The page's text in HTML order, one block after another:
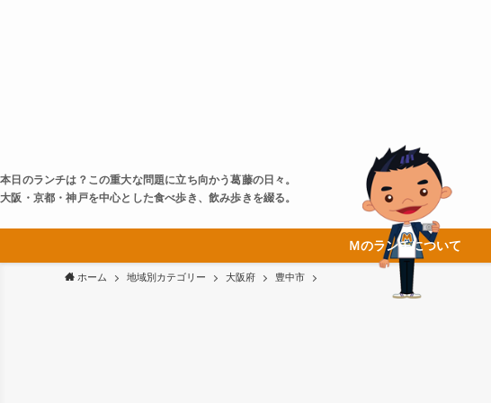
本日のランチは？この重大な問題に立ち向かう葛藤の日々。
大阪・京都・神戸を中心とした食べ歩き、飲み歩きを綴る。
Ｍのランチについて
ホーム 地域別カテゴリー 大阪府 豊中市